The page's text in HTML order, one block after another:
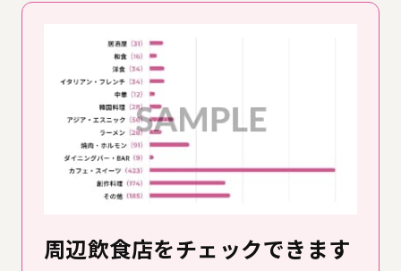
周辺飲食店をチェックできます